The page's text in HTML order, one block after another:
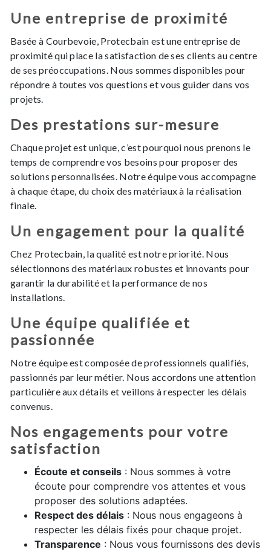
Une entreprise de proximité
Basée à Courbevoie, Protecbain est une entreprise de
proximité qui place la satisfaction de ses clients au centre
de ses préoccupations. Nous sommes disponibles pour
répondre à toutes vos questions et vous guider dans vos
projets.
Des prestations sur-mesure
Chaque projet est unique, c’est pourquoi nous prenons le
temps de comprendre vos besoins pour proposer des
solutions personnalisées. Notre équipe vous accompagne
à chaque étape, du choix des matériaux à la réalisation
finale.
Un engagement pour la qualité
Chez Protecbain, la qualité est notre priorité. Nous
sélectionnons des matériaux robustes et innovants pour
garantir la durabilité et la performance de nos
installations.
Une équipe qualifiée et
passionnée
Notre équipe est composée de professionnels qualifiés,
passionnés par leur métier. Nous accordons une attention
particulière aux détails et veillons à respecter les délais
convenus.
Nos engagements pour votre
satisfaction
Écoute et conseils : Nous sommes à votre
écoute pour comprendre vos attentes et vous
proposer des solutions adaptées.
Respect des délais : Nous nous engageons à
respecter les délais fixés pour chaque projet.
Transparence : Nous vous fournissons des devis